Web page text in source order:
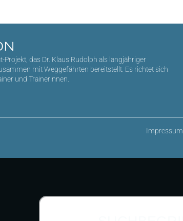
das Dr. Klaus Rudolph als langjähriger
mit Weggefährten bereitstellt. Es richtet sich
und Trainerinnen.
Impressum
Suchen